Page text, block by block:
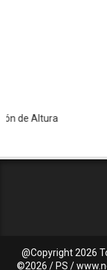
Altura
@Copyright2026
©2026 / PS /